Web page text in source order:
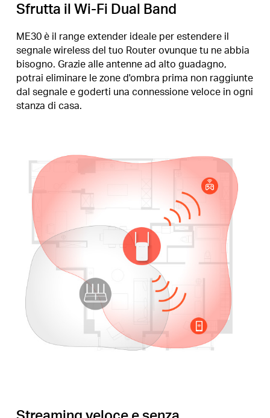
Sfrutta il Wi-Fi Dual Band
ME30 è il range extender ideale per estendere il
segnale wireless del tuo Router ovunque tu ne abbia
bisogno. Grazie alle antenne ad alto guadagno,
potrai eliminare le zone d'ombra prima non raggiunte
dal segnale e goderti una connessione veloce in ogni
stanza di casa.